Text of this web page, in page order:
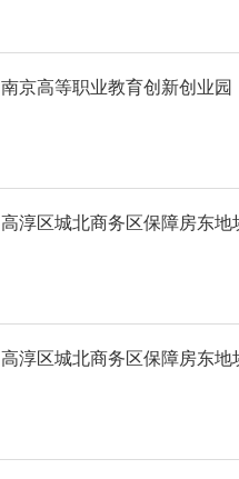
南京高等职业教育创新创业
高淳区城北商务区保障房东
高淳区城北商务区保障房东地